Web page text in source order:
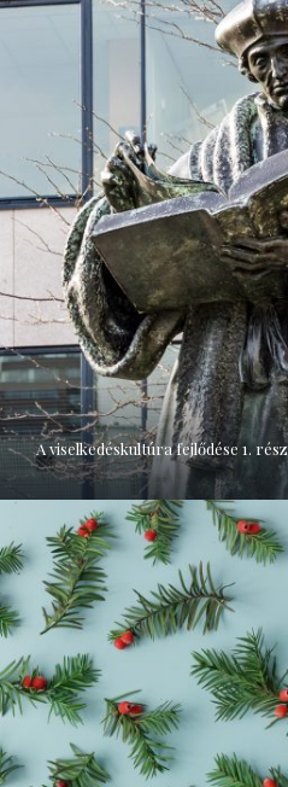
A viselkedéskultúra fejlődése 1. rész